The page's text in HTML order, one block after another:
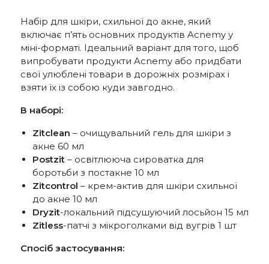
Набір для шкіри, схильної до акне, який
включає п’ять основних продуктів Acnemy у
міні-форматі. Ідеальний варіант для того, щоб
випробувати продукти Acnemy або придбати
свої улюблені товари в дорожніх розмірах і
взяти їх із собою куди завгодно.
В наборі:
Zitclean – очищувальний гель для шкіри з
акне 60 мл
Postzit – освітлююча сироватка для
боротьби з постакне 10 мл
Zitcontrol – крем-актив для шкіри схильної
до акне 10 мл
Dryzit-локальний підсушуючий лосьйон 15 мл
Zitless-патчі з мікроголками від вугрів 1 шт
Спосіб застосування: